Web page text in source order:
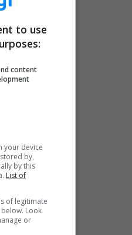
Un
to use
content
your device
by,
by this
List of
of legitimate
Look
or